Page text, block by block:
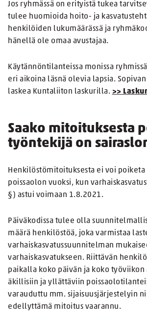
Jos ryhmässä on erityistä tukea
tulee huomioida hoito- ja
henkilöiden lukumäärässä ja
hänellä ole omaa avustajaa.
Käytännöntilanteissa monissa
eri aikoina läsnä olevia lapsia.
laskea Kuntaliiton laskurilla. >>
Saako mitoituksesta
työntekijä on
Henkilöstömitoituksesta ei voi poiketa
poissaolon vuoksi, kun
§) astui voimaan 1.8.2021.
Päiväkodissa tulee olla
määrä henkilöstöä, joka varmistaa
varhaiskasvatussuunnitelman
varhaiskasvatukseen. Riittävän
paikalla koko päivän ja koko työviikon
äkillisiin ja yllättäviin
varauduttu mm. sijaisuusjärjestelyin
edellyttämä mitoitus vaarannu.